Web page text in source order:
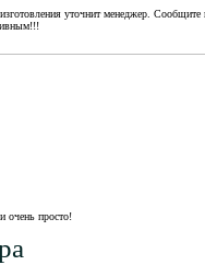
уточнит менеджер. Сообщите
очень просто!